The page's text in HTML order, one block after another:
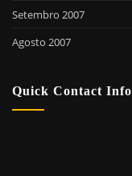
Setembro 2007
Agosto 2007
Quick Contact Info